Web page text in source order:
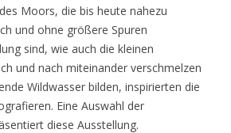
Moors, die bis heute nahezu
und ohne größere Spuren
sind, wie auch die kleinen
und nach miteinander verschmelzen
Wildwasser bilden, inspirierten die
Eine Auswahl der
diese Ausstellung.